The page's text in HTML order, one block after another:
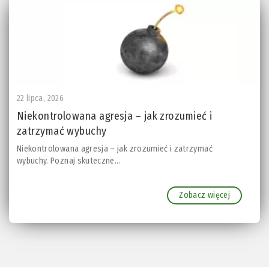
22 lipca, 2026
Niekontrolowana agresja – jak zrozumieć i
zatrzymać wybuchy
Niekontrolowana agresja – jak zrozumieć i zatrzymać
wybuchy. Poznaj skuteczne...
Zobacz więcej